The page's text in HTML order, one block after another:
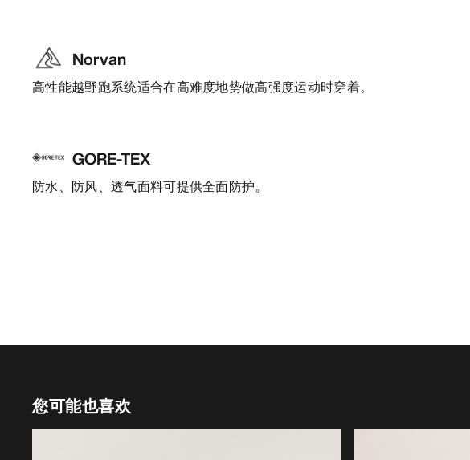
Norvan
高性能越野跑系统适合在高难度地势做高强度运动时穿着。
GORE-TEX
防水、防风、透气面料可提供全面防护。
您可能也喜欢